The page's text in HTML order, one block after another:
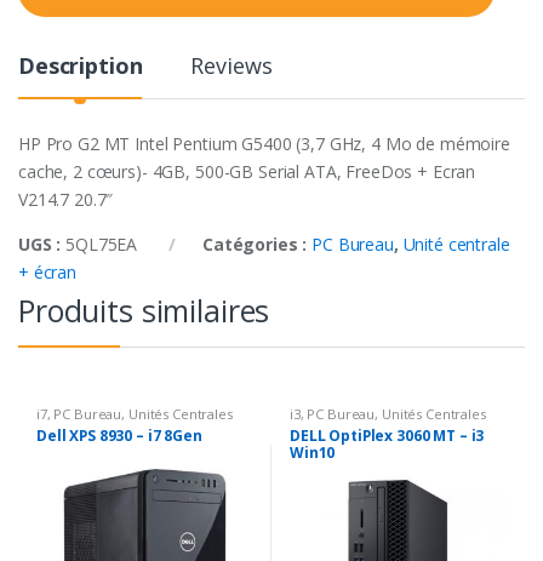
Description Reviews
HP Pro G2 MT Intel Pentium G5400 (3,7 GHz, 4 Mo de mémoire
cache, 2 cœurs)- 4GB, 500-GB Serial ATA, FreeDos + Ecran
V214.7 20.7″
UGS : 5QL75EA Catégories : PC Bureau, Unité centrale
+ écran
Produits similaires
i7, PC Bureau, Unités Centrales
Dell XPS 8930 – i7 8Gen
i3, PC Bureau, Unités Centrales
DELL OptiPlex 3060 MT – i3
Win10